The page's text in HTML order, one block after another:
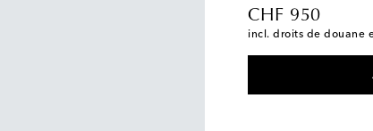
CHF 950
original price
incl. droits de douane